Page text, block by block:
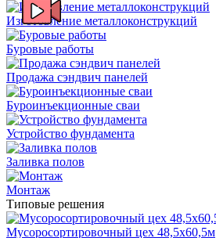
Изготовление металлоконструкций
Буровые работы
Продажа сэндвич панелей
Буроинъекционные сваи
Устройство фундамента
Заливка полов
Монтаж
Типовые решения
Мусоросортировочный цех 48,5x60,5м